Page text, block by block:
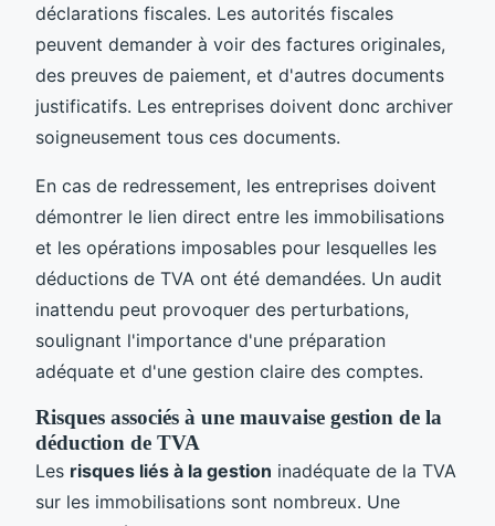
déclarations fiscales. Les autorités fiscales
peuvent demander à voir des factures originales,
des preuves de paiement, et d'autres documents
justificatifs. Les entreprises doivent donc archiver
soigneusement tous ces documents.
En cas de redressement, les entreprises doivent
démontrer le lien direct entre les immobilisations
et les opérations imposables pour lesquelles les
déductions de TVA ont été demandées. Un audit
inattendu peut provoquer des perturbations,
soulignant l'importance d'une préparation
adéquate et d'une gestion claire des comptes.
Risques associés à une mauvaise gestion de la
déduction de TVA
Les risques liés à la gestion inadéquate de la TVA
sur les immobilisations sont nombreux. Une